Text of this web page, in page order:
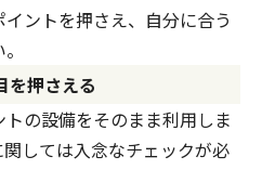
ントを押さえ、自分に合う
を押さえる
の設備をそのまま利用しま
しては入念なチェックが必